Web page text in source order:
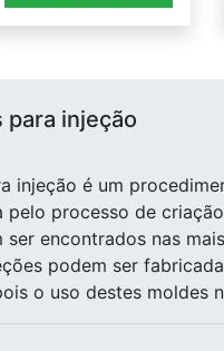
injeção
injeção é um
pelo processo de
encontrados nas
podem ser
o uso destes moldes